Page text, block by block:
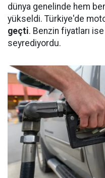
dünya genelinde hem
yükseldi. Türkiye'de
geçti. Benzin fiyatları
seyrediyordu.